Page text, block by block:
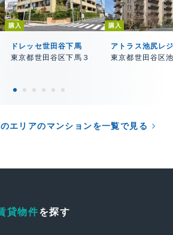
購入
ドレッセ世田谷下馬
東京都世田谷区下馬３
購入
アトラス池尻レ
東京都世田谷区
エリアのマンションを一覧で見る
貸物件を探す